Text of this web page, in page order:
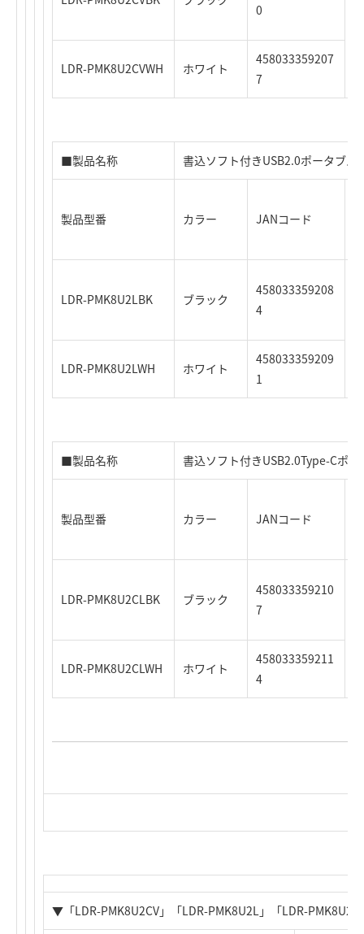
0
LDR-PMK8U2CVWH ホワイト
458033359207
7
■製品名称 書込ソフト付きUSB2.0ポータブル
製品型番 カラー JANコード
LDR-PMK8U2LBK ブラック
458033359208
4
LDR-PMK8U2LWH ホワイト
458033359209
1
■製品名称 書込ソフト付きUSB2.0Type-Cポ
製品型番 カラー JANコード
LDR-PMK8U2CLBK ブラック
458033359210
7
LDR-PMK8U2CLWH ホワイト
458033359211
4
▼「LDR-PMK8U2CV」「LDR-PMK8U2L」「LDR-